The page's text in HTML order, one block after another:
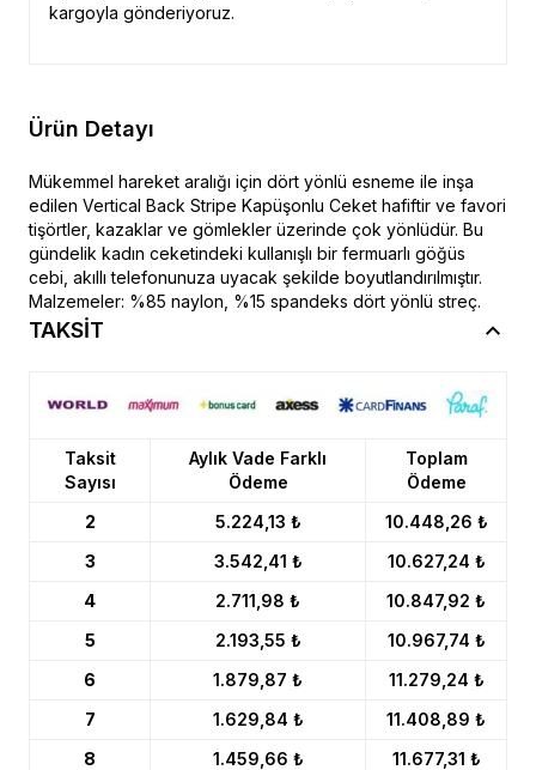
kargoyla gönderiyoruz.
Ürün Detayı
Mükemmel hareket aralığı için dört yönlü esneme ile inşa
edilen Vertical Back Stripe Kapüşonlu Ceket hafiftir ve favori
tişörtler, kazaklar ve gömlekler üzerinde çok yönlüdür. Bu
gündelik kadın ceketindeki kullanışlı bir fermuarlı göğüs
cebi, akıllı telefonunuza uyacak şekilde boyutlandırılmıştır.
Malzemeler: %85 naylon, %15 spandeks dört yönlü streç.
TAKSİT
Taksit
Sayısı
Aylık Vade Farklı
Ödeme
Toplam
Ödeme
2
5.224,13 ₺
10.448,26 ₺
3
3.542,41 ₺
10.627,24 ₺
4
2.711,98 ₺
10.847,92 ₺
5
2.193,55 ₺
10.967,74 ₺
6
1.879,87 ₺
11.279,24 ₺
7
1.629,84 ₺
11.408,89 ₺
8
1.459,66 ₺
11.677,31 ₺